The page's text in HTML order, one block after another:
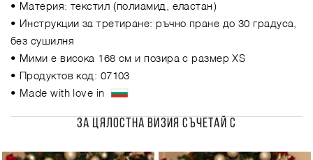
• Материя: текстил (полиамид, еластан)
• Инструкции за третиране: ръчно пране до 30 градуса,
без сушилня
• Мими е висока 168 см и позира с размер XS
• Продуктов код: 07103
• Made with love in
ЗА ЦЯЛОСТНА ВИЗИЯ СЪЧЕТАЙ С